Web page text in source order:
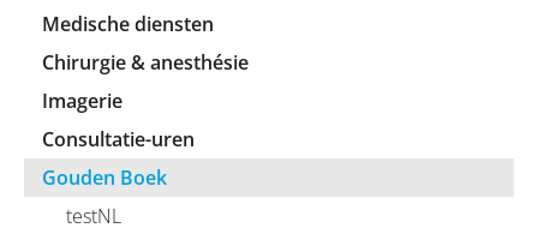
Medische diensten
Chirurgie & anesthésie
Imagerie
Consultatie-uren
Gouden Boek
testNL